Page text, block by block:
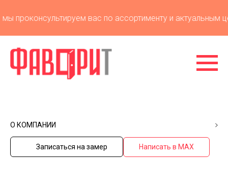
вас по ассортименту и актуальным
О КОМПАНИИ
Записаться на замер Написать в MAX